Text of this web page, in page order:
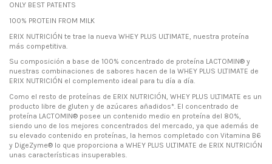
ONLY BEST PATENTS
100% PROTEIN FROM MILK
ERIX NUTRICIÓN te trae la nueva WHEY PLUS ULTIMATE, nuestra proteína
más competitiva.
Su composición a base de 100% concentrado de proteína LACTOMIN® y
nuestras combinaciones de sabores hacen de la WHEY PLUS ULTIMATE de
ERIX NUTRICIÓN el complemento ideal para tu día a día.
Como el resto de proteínas de ERIX NUTRICIÓN, WHEY PLUS ULTIMATE es un
producto libre de gluten y de azúcares añadidos*. El concentrado de
proteína LACTOMIN® posee un contenido medio en proteína del 80%,
siendo uno de los mejores concentrados del mercado, ya que además de
su elevado contenido en proteínas, la hemos completado con Vitamina B6
y DigeZyme® lo que proporciona a WHEY PLUS ULTIMATE de ERIX NUTRICIÓN
unas características insuperables.